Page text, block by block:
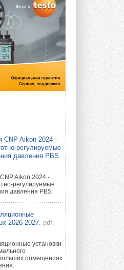
CNP Aikon 2024 -
регулируемые
давления PBS.
Aikon 2024 -
регулируемые
давления PBS
2026-2027. pdf,
установки
помещениях